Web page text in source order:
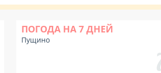
ПОГОДА НА 7 ДНЕЙ
Пущино